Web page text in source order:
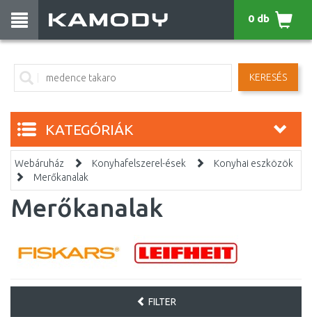
KERESÉS
0 db
KATEGÓRIÁK
Webáruház Konyhafelszerel-ések
Konyhai eszközök
Merőkanalak
Merőkanalak
FILTER